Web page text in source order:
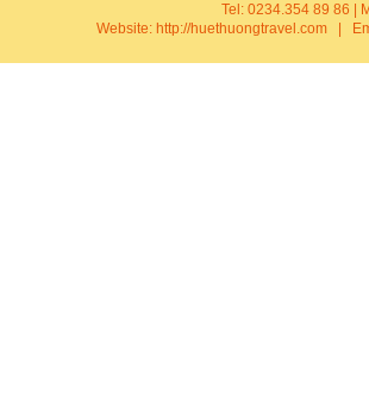
Tel: 0234.354 89 86 |
Website: http://huethuongtravel.com |